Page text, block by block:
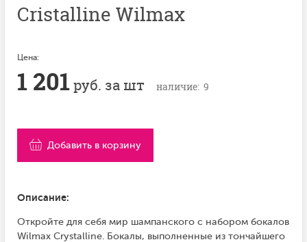
Cristalline Wilmax
Цена:
1 201руб. за шт наличие: 9
Добавить в корзину
Описание:
Откройте для себя мир шампанского с набором бокалов
Wilmax Crystalline. Бокалы, выполненные из тончайшего